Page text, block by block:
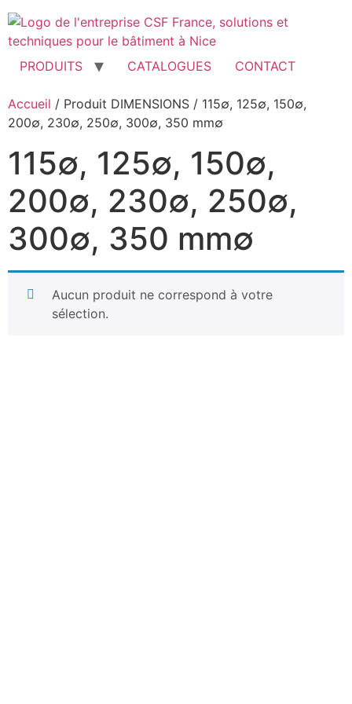
Aller
au
contenu
PRODUITS
CATALOGUES CONTACT
Accueil / Produit DIMENSIONS / 115∅, 125∅, 150∅,
200∅, 230∅, 250∅, 300∅, 350 mm∅
115∅, 125∅, 150∅,
200∅, 230∅, 250∅,
300∅, 350 mm∅
Aucun produit ne correspond à votre
sélection.